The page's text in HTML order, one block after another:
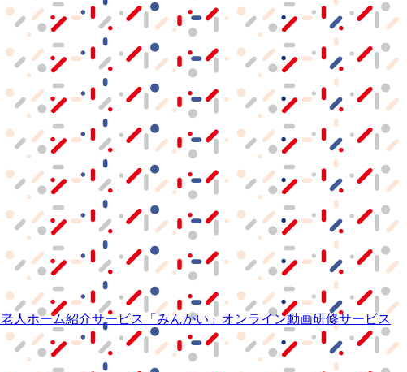
老人ホーム紹介サービス 「みんかい」 オンライン動画研修サービス